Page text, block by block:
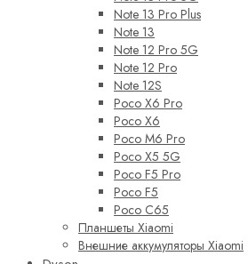
Note 13 Pro Plus
Note 13
Note 12 Pro 5G
Note 12 Pro
Note 12S
Poco X6 Pro
Poco X6
Poco M6 Pro
Poco X5 5G
Poco F5 Pro
Poco F5
Poco C65
Планшеты Xiaomi
Внешние аккумуляторы Xiaomi